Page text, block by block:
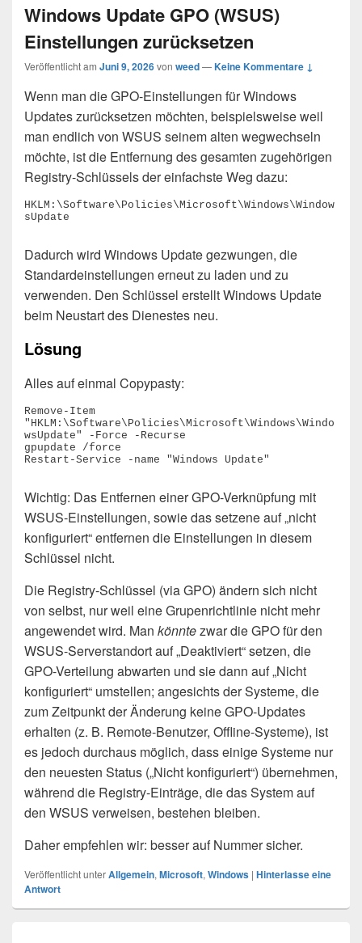
Windows Update GPO (WSUS)
Einstellungen zurücksetzen
Veröffentlicht am Juni 9, 2026von weed—Keine Kommentare ↓
Wenn man die GPO-Einstellungen für Windows
Updates zurücksetzen möchten, beispielsweise weil
man endlich von WSUS seinem alten wegwechseln
möchte, ist die Entfernung des gesamten zugehörigen
Registry-Schlüssels der einfachste Weg dazu:
HKLM:\Software\Policies\Microsoft\Windows\Window
sUpdate
Dadurch wird Windows Update gezwungen, die
Standardeinstellungen erneut zu laden und zu
verwenden. Den Schlüssel erstellt Windows Update
beim Neustart des Dienestes neu.
Lösung
Alles auf einmal Copypasty:
Remove-Item
"HKLM:\Software\Policies\Microsoft\Windows\Windo
wsUpdate" -Force -Recurse
gpupdate /force
Restart-Service -name "Windows Update"
Wichtig: Das Entfernen einer GPO-Verknüpfung mit
WSUS-Einstellungen, sowie das setzene auf „nicht
konfiguriert“ entfernen die Einstellungen in diesem
Schlüssel nicht.
Die Registry-Schlüssel (via GPO) ändern sich nicht
von selbst, nur weil eine Grupenrichtlinie nicht mehr
angewendet wird. Man könntezwar die GPO für den
WSUS-Serverstandort auf „Deaktiviert“ setzen, die
GPO-Verteilung abwarten und sie dann auf „Nicht
konfiguriert“ umstellen; angesichts der Systeme, die
zum Zeitpunkt der Änderung keine GPO-Updates
erhalten (z. B. Remote-Benutzer, Offline-Systeme), ist
es jedoch durchaus möglich, dass einige Systeme nur
den neuesten Status („Nicht konfiguriert“) übernehmen,
während die Registry-Einträge, die das System auf
den WSUS verweisen, bestehen bleiben.
Daher empfehlen wir: besser auf Nummer sicher.
Veröffentlicht unterAllgemein, Microsoft, Windows | Hinterlasse eine
Antwort